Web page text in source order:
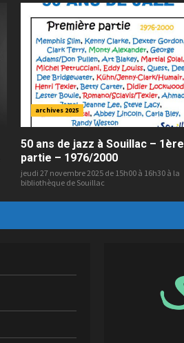
archives 2025
50 ans de jazz à Souillac – 1ère
partie – 1976/2000
jeudi 27 novembre 2025 de 15h00 à 16h30 à la
bibliothèque de Souillac